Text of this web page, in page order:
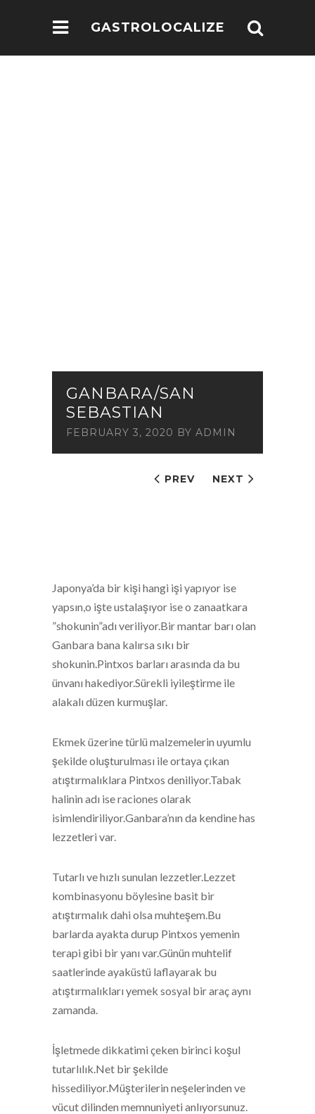
GASTROLOCALIZE
PREV NEXT
GANBARA/SAN
SEBASTIAN
FEBRUARY 3, 2020 BY ADMIN
Japonya’da bir kişi hangi işi yapıyor ise
yapsın,o işte ustalaşıyor ise o zanaatkara
”shokunin”adı veriliyor.Bir mantar barı olan
Ganbara bana kalırsa sıkı bir
shokunin.Pintxos barları arasında da bu
ünvanı hakediyor.Sürekli iyileştirme ile
alakalı düzen kurmuşlar.
Ekmek üzerine türlü malzemelerin uyumlu
şekilde oluşturulması ile ortaya çıkan
atıştırmalıklara Pintxos deniliyor.Tabak
halinin adı ise raciones olarak
isimlendiriliyor.Ganbara’nın da kendine has
lezzetleri var.
Tutarlı ve hızlı sunulan lezzetler.Lezzet
kombinasyonu böylesine basit bir
atıştırmalık dahi olsa muhteşem.Bu
barlarda ayakta durup Pintxos yemenin
terapi gibi bir yanı var.Günün muhtelif
saatlerinde ayaküstü laflayarak bu
atıştırmalıkları yemek sosyal bir araç aynı
zamanda.
İşletmede dikkatimi çeken birinci koşul
tutarlılık.Net bir şekilde
hissediliyor.Müşterilerin neşelerinden ve
vücut dilinden memnuniyeti anlıyorsunuz.